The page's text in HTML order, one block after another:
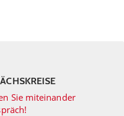
Sie miteinander